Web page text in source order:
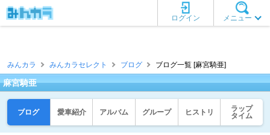
メニュー
ログイン
みんカラ みんカラセレクト ブログ ブログ一覧 [麻宮騎亜]
麻宮騎亜
ブログ 愛車紹介 アルバム グループ ヒストリ
ラップ
タイム